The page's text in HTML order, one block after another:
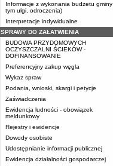
Informacje z wykonania budżetu gminy
tym ulgi, odroczenia)
Interpretacje indywidualne
SPRAWY DO ZAŁATWIENIA
BUDOWA PRZYDOMOWYCH
OCZYSZCZALNI ŚCIEKÓW -
DOFINANSOWANIE
Preferencyjny zakup węgla
Wykaz spraw
Podania, wnioski, skargi i petycje
Zaświadczenia
Ewidencja ludności - obowiązek
meldunkowy
Rejestry i ewidencje
Dowody osobiste
Udostępnianie informacji publicznej
Ewidencja działalności gospodarczej